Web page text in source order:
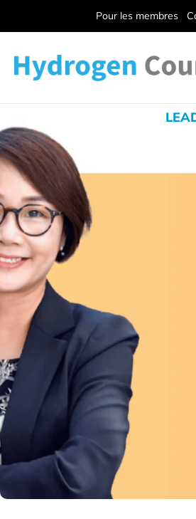
Pour les membres